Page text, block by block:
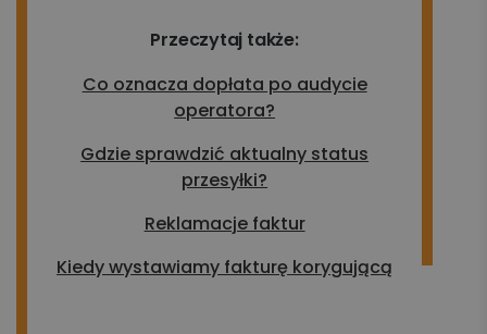
Przeczytaj także:
Co oznacza dopłata po audycie
operatora?
Gdzie sprawdzić aktualny status
przesyłki?
Reklamacje faktur
Kiedy wystawiamy fakturę korygującą